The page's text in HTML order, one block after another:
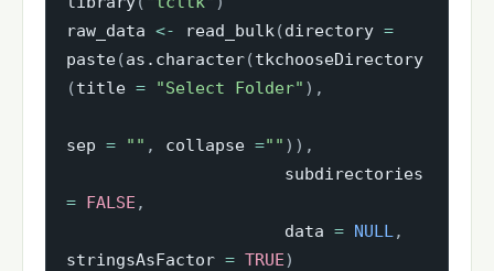
raw_data <- read_bulk(directory =
paste(as.character(tkchooseDirectory
(title = "Select Folder" ) ,
sep = "" , collapse ="" ) ) ,
= FALSE ,
                      data
= NULL,
stringsAsFactor = TRUE)